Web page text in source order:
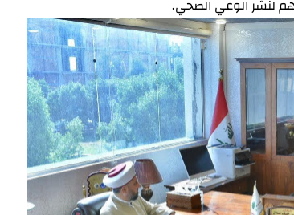
لنشر الوعي الصحي.